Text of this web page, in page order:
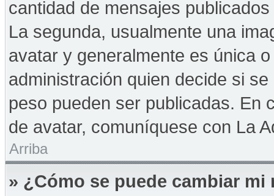
cantidad de mensajes
La segunda, usualmente una
avatar y generalmente es única
administración quien decide si
peso pueden ser publicadas. En
de avatar, comuníquese con La
Arriba
» ¿Cómo se puede cambiar mi